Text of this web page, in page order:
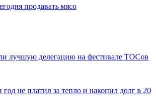
продавать мясо
лучшую делегацию на фестивале ТОСов
год не платил за тепло и накопил долг в 20